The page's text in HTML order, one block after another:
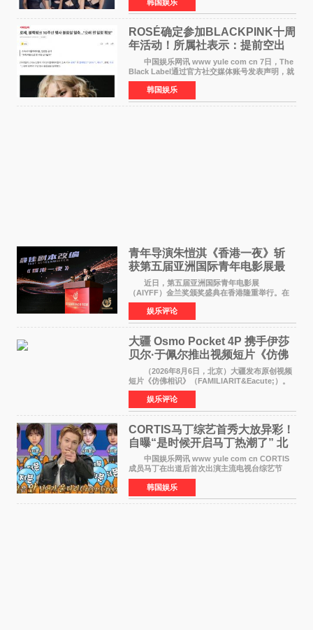
LISA将缺席。 此前BLACKPINK所属社YG并
未为组合出道十周年做
韩国娱乐
ROSÉ确定参加BLACKPINK十周
年活动！所属社表示：提前空出
了时间
中国娱乐网讯 www yule com cn 7日，The
Black Label通过官方社交媒体账号发表声明，就
近期网络上关于ROS&Eacute;个人行程及是否参
加BLACKPINK出道纪念活动的种种猜测作出正
式回应。 Th
韩国娱乐
青年导演朱愷淇《香港一夜》斩
获第五届亚洲国际青年电影展最
佳剧本改编奖
近日，第五届亚洲国际青年电影展
（AIYFF）金兰奖颁奖盛典在香港隆重举行。在
这场汇聚数百位海内外电影人、文化界人士及媒
体代表的亚洲青年影视盛会上，香港本土电影
《香港一夜》（Dawn in Ho
娱乐评论
大疆 Osmo Pocket 4P 携手伊莎
贝尔·于佩尔推出视频短片《仿佛
相识》
（2026年8月6日，北京）大疆发布原创视频
短片《仿佛相识》（FAMILIARIT&Eacute;）。
视频短片由戛纳国际电影节最佳女演员伊莎贝尔·
于佩尔（Isabelle Huppert）主演，全程使用大
疆首款双主摄口
娱乐评论
CORTIS马丁综艺首秀大放异彩！
自曝“是时候开启马丁热潮了” 北
美巡演火热进行中
中国娱乐网讯 www yule com cn CORTIS
成员马丁在出道后首次出演主流电视台综艺节
目，展现了多才多艺的魅力。 马丁出演了5日
播出的MBC《Radio Star》Fashion与Passion
之间，I&lsquo;m
韩国娱乐